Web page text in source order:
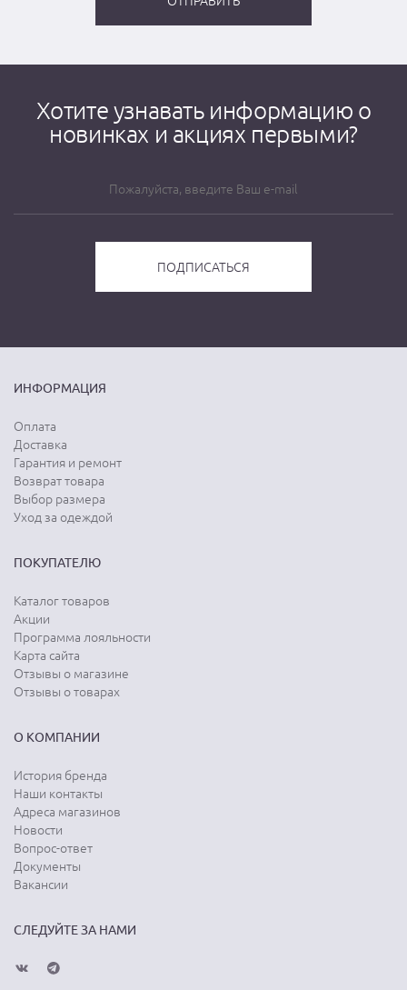
Хотите узнавать информацию о
новинках и акциях первыми?
ИНФОРМАЦИЯ
Оплата
Доставка
Гарантия и ремонт
Возврат товара
Выбор размера
Уход за одеждой
ПОКУПАТЕЛЮ
Каталог товаров
Акции
Программа лояльности
Карта сайта
Отзывы о магазине
Отзывы о товарах
О КОМПАНИИ
История бренда
Наши контакты
Адреса магазинов
Новости
Вопрос-ответ
Документы
Вакансии
СЛЕДУЙТЕ ЗА НАМИ